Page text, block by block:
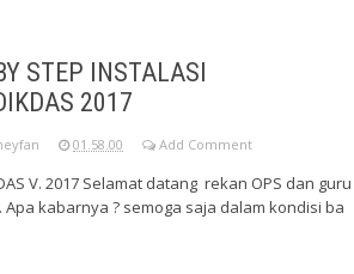
STEP INSTALASI
2017
01.58.00 Add Comment
V. 2017 Selamat datang rekan OPS dan guru
Apa kabarnya ? semoga saja dalam kondisi ba